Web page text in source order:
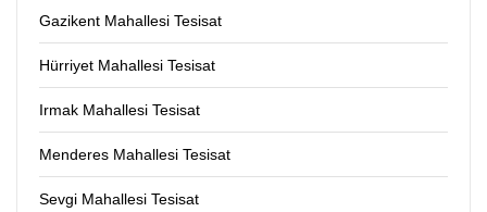
Gazikent Mahallesi Tesisat
Hürriyet Mahallesi Tesisat
Irmak Mahallesi Tesisat
Menderes Mahallesi Tesisat
Sevgi Mahallesi Tesisat